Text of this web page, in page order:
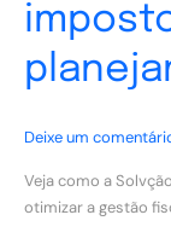
Deixe um
Veja como a
otimizar a gestão